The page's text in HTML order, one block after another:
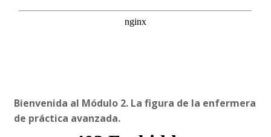
Bienvenida al Módulo 2. La figura de la enfermera
de práctica avanzada.